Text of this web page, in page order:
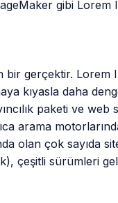
gibi
bir gerçektir. Lorem
kıyasla daha
paketi ve web
arama
olan çok sayıda
çeşitli sürümleri